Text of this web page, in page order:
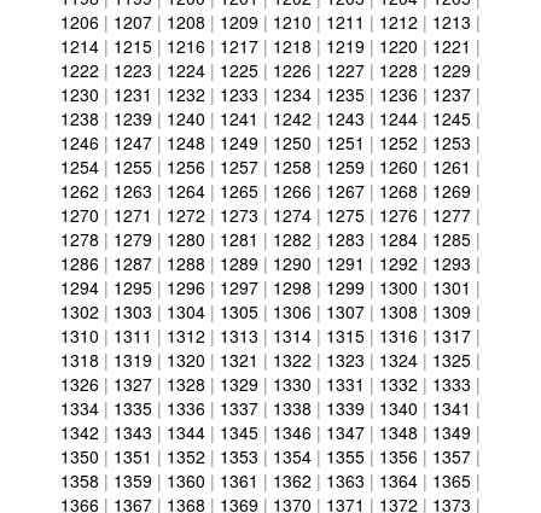
1206 | 1207 | 1208 | 1209 | 1210 | 1211 | 1212 | 1213 |
1214 | 1215 | 1216 | 1217 | 1218 | 1219 | 1220 | 1221 |
1222 | 1223 | 1224 | 1225 | 1226 | 1227 | 1228 | 1229 |
1230 | 1231 | 1232 | 1233 | 1234 | 1235 | 1236 | 1237 |
1238 | 1239 | 1240 | 1241 | 1242 | 1243 | 1244 | 1245 |
1246 | 1247 | 1248 | 1249 | 1250 | 1251 | 1252 | 1253 |
1254 | 1255 | 1256 | 1257 | 1258 | 1259 | 1260 | 1261 |
1262 | 1263 | 1264 | 1265 | 1266 | 1267 | 1268 | 1269 |
1270 | 1271 | 1272 | 1273 | 1274 | 1275 | 1276 | 1277 |
1278 | 1279 | 1280 | 1281 | 1282 | 1283 | 1284 | 1285 |
1286 | 1287 | 1288 | 1289 | 1290 | 1291 | 1292 | 1293 |
1294 | 1295 | 1296 | 1297 | 1298 | 1299 | 1300 | 1301 |
1302 | 1303 | 1304 | 1305 | 1306 | 1307 | 1308 | 1309 |
1310 | 1311 | 1312 | 1313 | 1314 | 1315 | 1316 | 1317 |
1318 | 1319 | 1320 | 1321 | 1322 | 1323 | 1324 | 1325 |
1326 | 1327 | 1328 | 1329 | 1330 | 1331 | 1332 | 1333 |
1334 | 1335 | 1336 | 1337 | 1338 | 1339 | 1340 | 1341 |
1342 | 1343 | 1344 | 1345 | 1346 | 1347 | 1348 | 1349 |
1350 | 1351 | 1352 | 1353 | 1354 | 1355 | 1356 | 1357 |
1358 | 1359 | 1360 | 1361 | 1362 | 1363 | 1364 | 1365 |
1366 | 1367 | 1368 | 1369 | 1370 | 1371 | 1372 | 1373 |